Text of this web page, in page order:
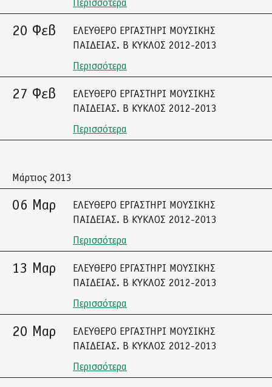
Περισσότερα
20 Φεβ
ΕΛΕΥΘΕΡΟ ΕΡΓΑΣΤΗΡΙ ΜΟΥΣΙΚΗΣ
ΠΑΙΔΕΙΑΣ. Β ΚΥΚΛΟΣ 2012-2013
Περισσότερα
27 Φεβ
ΕΛΕΥΘΕΡΟ ΕΡΓΑΣΤΗΡΙ ΜΟΥΣΙΚΗΣ
ΠΑΙΔΕΙΑΣ. Β ΚΥΚΛΟΣ 2012-2013
Περισσότερα
Μάρτιος 2013
06 Μαρ
ΕΛΕΥΘΕΡΟ ΕΡΓΑΣΤΗΡΙ ΜΟΥΣΙΚΗΣ
ΠΑΙΔΕΙΑΣ. Β ΚΥΚΛΟΣ 2012-2013
Περισσότερα
13 Μαρ
ΕΛΕΥΘΕΡΟ ΕΡΓΑΣΤΗΡΙ ΜΟΥΣΙΚΗΣ
ΠΑΙΔΕΙΑΣ. Β ΚΥΚΛΟΣ 2012-2013
Περισσότερα
20 Μαρ
ΕΛΕΥΘΕΡΟ ΕΡΓΑΣΤΗΡΙ ΜΟΥΣΙΚΗΣ
ΠΑΙΔΕΙΑΣ. Β ΚΥΚΛΟΣ 2012-2013
Περισσότερα